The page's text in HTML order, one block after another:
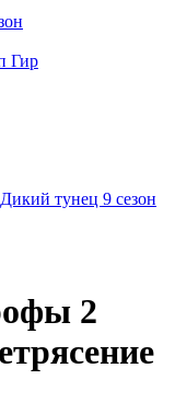
Гир
Дикий тунец 9 сезон
2